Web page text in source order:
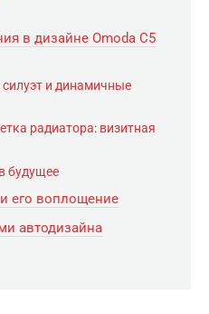
в дизайне Omoda C5
и динамичные
радиатора: визитная
будущее
его воплощение
автодизайна